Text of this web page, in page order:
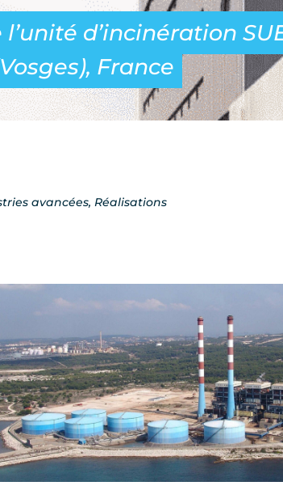
d’incinération
France
avancées, Réalisations